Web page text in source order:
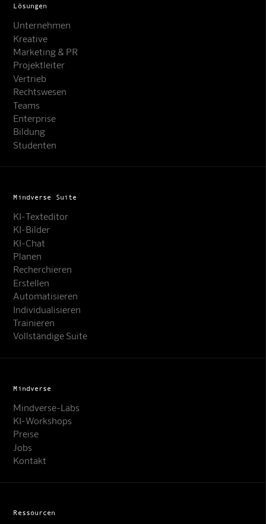
Lösungen
Unternehmen
Kreative
Marketing & PR
Projektleiter
Vertrieb
Rechtswesen
Teams
Enterprise
Bildung
Studenten
Mindverse Suite
KI-Texteditor
KI-Bilder
KI-Chat
Planen
Recherchieren
Erstellen
Automatisieren
Individualisieren
Trainieren
Vollständige Suite
Mindverse
Mindverse-Labs
KI-Workshops
Preise
Jobs
Kontakt
Ressourcen